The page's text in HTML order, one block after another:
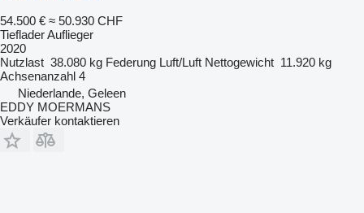
54.500 € ≈ 50.930 CHF
Tieflader Auflieger
2020
Nutzlast 38.080 kg Federung Luft/Luft Nettogewicht 11.920 kg
Achsenanzahl 4
Niederlande, Geleen
EDDY MOERMANS
Verkäufer kontaktieren